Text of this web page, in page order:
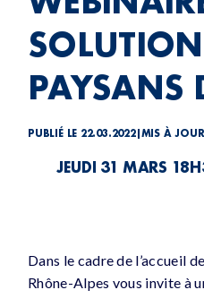
PAYSANS
PUBLIÉ LE 22.03.2022|MIS À
JEUDI 31 MARS
Dans le cadre de l’accueil
Rhône-Alpes vous invite à